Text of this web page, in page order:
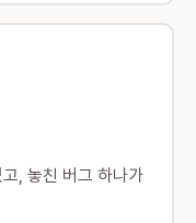
, 놓친 버그 하나가